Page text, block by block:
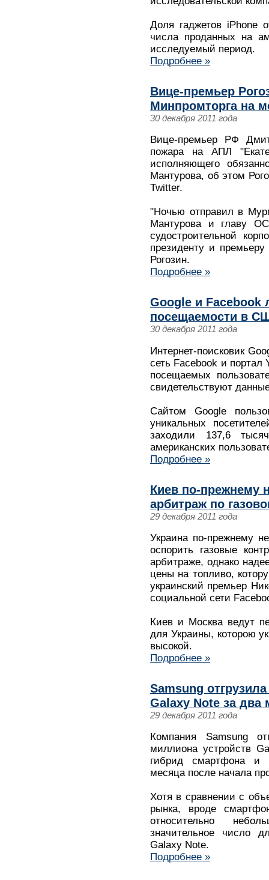
Доля гаджетов iPhone
числа проданных на
исследуемый период.
Подробнее »
Вице-премьер
Минпромторга на
30 декабря 2011 года
Вице-премьер РФ
пожара на АПЛ
исполняющего
Мантурова, об этом
Twitter.
"Ночью отправил в
Мантурова и главу
судостроительной
президенту и
Рогозин.
Подробнее »
Google и Facebook
посещаемости в
30 декабря 2011 года
Интернет-поисковик
сеть Facebook и портал
посещаемых
свидетельствуют
Сайтом Google
уникальных
заходили 137,6
американских
Подробнее »
Киев по-прежнему
арбитраж по
29 декабря 2011 года
Украина по-прежнему
оспорить газовые
арбитраже, однако
цены на топливо,
украинский премьер
социальной сети
Киев и Москва ведут
для Украины, которою
высокой.
Подробнее »
Samsung
Galaxy Note за два
29 декабря 2011 года
Компания Samsung
миллиона устройств
гибрид смартфона и
месяца после начала
Хотя в сравнении с
рынка, вроде
относительно
значительное число
Galaxy Note.
Подробнее »